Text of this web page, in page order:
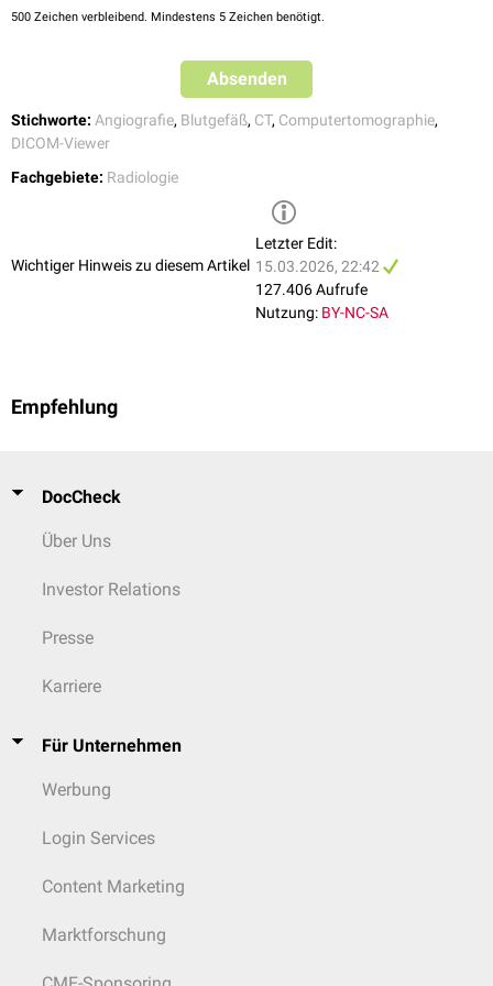
Zum Viewer
500 Zeichen verbleibend. Mindestens 5 Zeichen benötigt.
Absenden
Stichworte: Angiografie, Blutgefäß, CT, Computertomographie,
DICOM-Viewer
Fachgebiete: Radiologie
Wichtiger Hinweis zu diesem Artikel
Letzter Edit:
15.03.2026, 22:42
127.406 Aufrufe
Nutzung: BY-NC-SA
Empfehlung
DocCheck
Über Uns
Investor Relations
Presse
Karriere
Für Unternehmen
Werbung
Login Services
Content Marketing
Marktforschung